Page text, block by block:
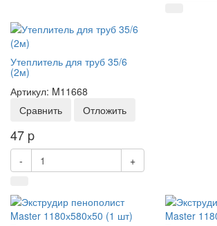
Утеплитель для труб 35/6
(2м)
Артикул: M11668
Сравнить
Отложить
47 p
- +